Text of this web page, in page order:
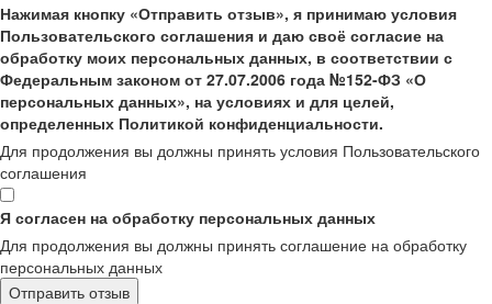
Нажимая кнопку «Отправить отзыв», я принимаю условия
Пользовательского соглашения и даю своё согласие на
обработку моих персональных данных, в соответствии с
Федеральным законом от 27.07.2006 года №152-ФЗ «О
персональных данных», на условиях и для целей,
определенных Политикой конфиденциальности.
Для продолжения вы должны принять условия Пользовательского
соглашения
Я согласен на обработку персональных данных
Для продолжения вы должны принять соглашение на обработку
персональных данных
Отправить отзыв